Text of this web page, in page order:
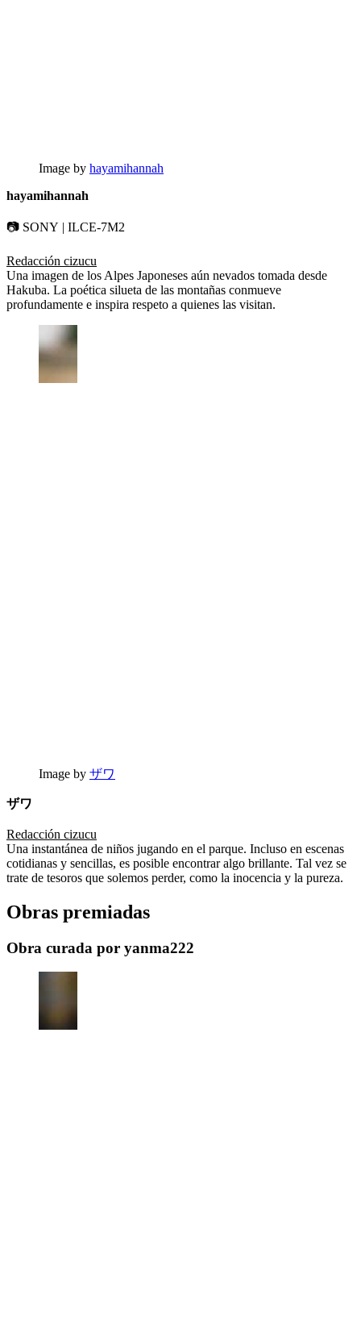
Image by hayamihannah
hayamihannah
📷 SONY | ILCE-7M2
Redacción cizucu
Una imagen de los Alpes Japoneses aún nevados tomada desde
Hakuba. La poética silueta de las montañas conmueve
profundamente e inspira respeto a quienes las visitan.
Image by ザワ
ザワ
Redacción cizucu
Una instantánea de niños jugando en el parque. Incluso en escenas
cotidianas y sencillas, es posible encontrar algo brillante. Tal vez se
trate de tesoros que solemos perder, como la inocencia y la pureza.
Obras premiadas
Obra curada por yanma222